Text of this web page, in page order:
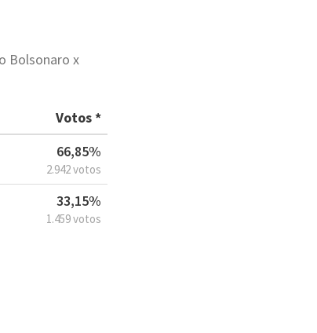
Bolsonaro x
Votos *
66,85%
2.942 votos
33,15%
1.459 votos